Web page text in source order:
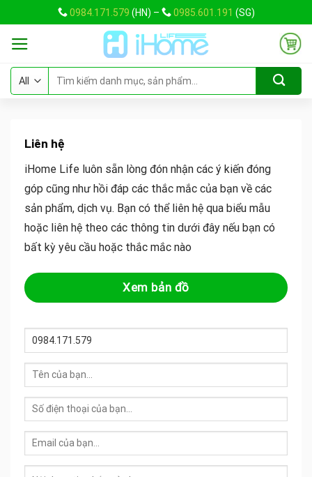
to
content
0984.171.579 (HN) – 0985.601.191 (SG)
kiếm:
Liên hệ
iHome Life luôn sẵn lòng đón nhận các ý kiến đóng
góp cũng như hồi đáp các thắc mắc của bạn về các
sản phẩm, dịch vụ. Bạn có thể liên hệ qua biểu mẫu
hoặc liên hệ theo các thông tin dưới đây nếu bạn có
bất kỳ yêu cầu hoặc thắc mắc nào
Xem bản đồ